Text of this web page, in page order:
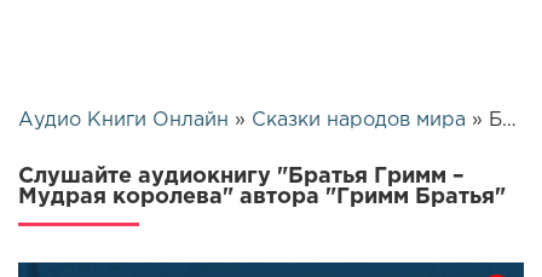
Аудио Книги Онлайн » Сказки народов мира » Братья Гримм – Мудрая королева | 25678
Слушайте аудиокнигу "Братья Гримм –
Мудрая королева" автора "Гримм Братья"